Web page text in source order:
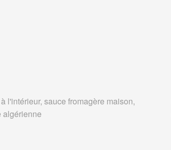
l'intérieur, sauce fromagère maison,
algérienne